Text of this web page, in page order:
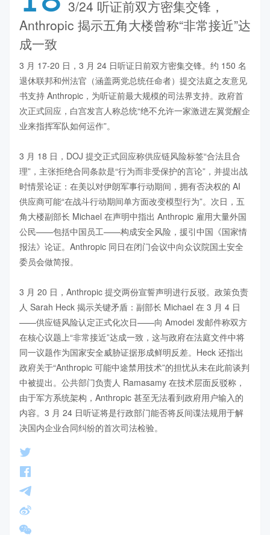
3/24 听证前双方密集交锋，
Anthropic 揭示五角大楼曾称“非常接近”达
成一致
3 月 17-20 日，3 月 24 日听证日前双方密集交锋。约 150 名
退休联邦和州法官（涵盖两党总统任命者）提交法庭之友意见
书支持 Anthropic，为听证前最大规模的司法界支持。政府首
次正式回应，白宫发言人称总统“绝不允许一家激进左翼觉醒企
业来指挥军队如何运作”。
3 月 18 日，DOJ 提交正式回应称供应链风险标签“合法且合
理”，主张拒绝合同条款是“行为而非受保护的言论”，并提出战
时情景论证：在美以对伊朗军事行动期间，拥有否决权的 AI
供应商可能“在战斗行动期间单方面改变模型行为”。次日，五
角大楼副部长 Michael 在声明中指出 Anthropic 雇用大量外国
公民——包括中国员工——构成安全风险，援引中国《国家情
报法》论证。Anthropic 同日在闭门会议中向众议院国土安全
委员会做简报。
3 月 20 日，Anthropic 提交两份宣誓声明进行反驳。政策负责
人 Sarah Heck 揭示关键矛盾：副部长 Michael 在 3 月 4 日
——供应链风险认定正式化次日——向 Amodei 发邮件称双方
在核心议题上“非常接近”达成一致，这与政府在法庭文件中将
同一议题作为国家安全威胁证据形成鲜明反差。Heck 还指出
政府关于“Anthropic 可能中途禁用技术”的担忧从未在此前谈判
中被提出。公共部门负责人 Ramasamy 在技术层面反驳称，
由于军方系统架构，Anthropic 甚至无法看到政府用户输入的
内容。3 月 24 日听证将是行政部门能否将反间谍法规用于解
决国内企业合同纠纷的首次司法检验。